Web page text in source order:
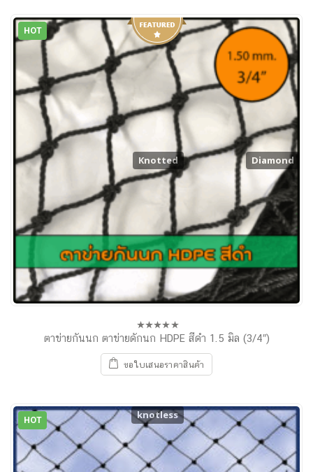
HOT
Diamond
Knotted
0
of
5
ตาข่ายกันนก ตาข่ายดักนก HDPE สีดำ 1.5 มิล (3/4″)
ขอใบเสนอราคาสินค้า
HOT knotless